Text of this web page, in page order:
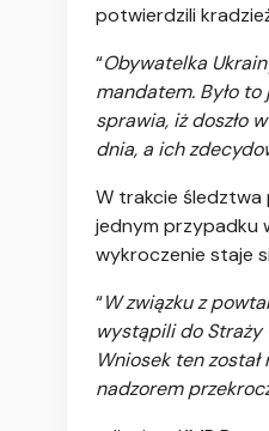
potwierdzili
“Obywatelka
mandatem. Było
sprawia, iż doszło
dnia, a ich
W trakcie śledztwa
jednym przypadku
wykroczenie staje
“W związku z
wystąpili do Straży
Wniosek ten
nadzorem